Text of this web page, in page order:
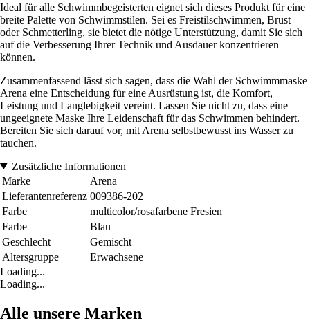
Ideal für alle Schwimmbegeisterten eignet sich dieses Produkt für eine
breite Palette von Schwimmstilen. Sei es Freistilschwimmen, Brust
oder Schmetterling, sie bietet die nötige Unterstützung, damit Sie sich
auf die Verbesserung Ihrer Technik und Ausdauer konzentrieren
können.
Zusammenfassend lässt sich sagen, dass die Wahl der Schwimmmaske
Arena eine Entscheidung für eine Ausrüstung ist, die Komfort,
Leistung und Langlebigkeit vereint. Lassen Sie nicht zu, dass eine
ungeeignete Maske Ihre Leidenschaft für das Schwimmen behindert.
Bereiten Sie sich darauf vor, mit Arena selbstbewusst ins Wasser zu
tauchen.
Zusätzliche Informationen
Marke
Arena
Lieferantenreferenz 009386-202
Farbe
multicolor/rosafarbene Fresien
Farbe
Blau
Geschlecht
Gemischt
Altersgruppe
Erwachsene
Loading...
Loading...
Alle unsere Marken